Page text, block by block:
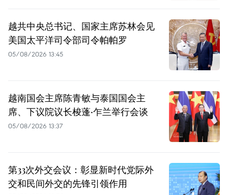
越共中央总书记、国家主席苏林会见
美国太平洋司令部司令帕帕罗
05/08/2026 13:45
越南国会主席陈青敏与泰国国会主
席、下议院议长梭蓬·乍兰举行会谈
05/08/2026 13:37
第33次外交会议：彰显新时代党际外
交和民间外交的先锋引领作用